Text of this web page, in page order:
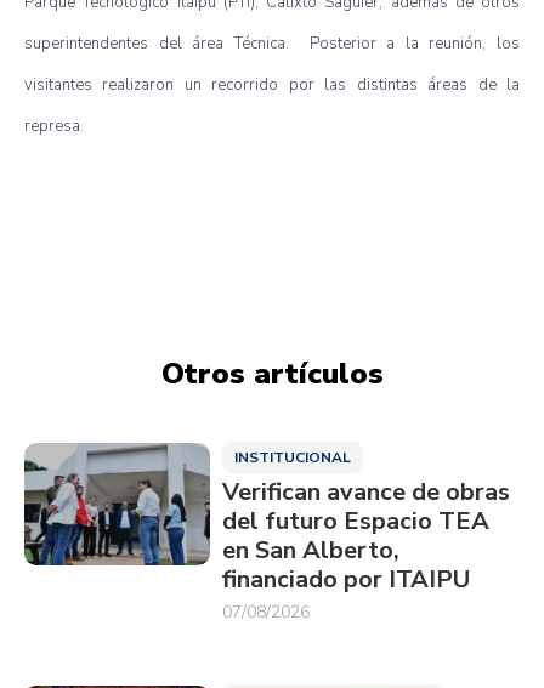
superintendentes del área Técnica. Posterior a la reunión, los
visitantes realizaron un recorrido por las distintas áreas de la
represa.
Otros artículos
INSTITUCIONAL
Verifican avance de obras
del futuro Espacio TEA
en San Alberto,
financiado por ITAIPU
07/08/2026